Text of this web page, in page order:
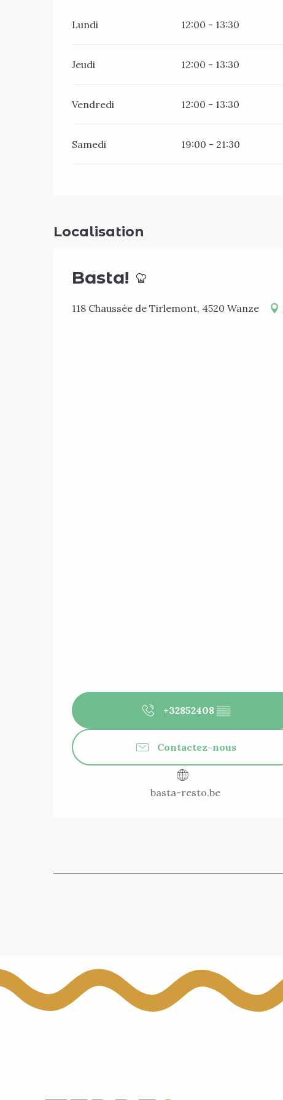
Lundi 12:00 - 13:30
Jeudi 12:00 - 13:30
Vendredi 12:00 - 13:30
Samedi 19:00 - 21:30
Localisation
Basta!
118 Chaussée de Tirlemont, 4520 Wanze
+32852408 ▒▒
Contactez-nous
basta-resto.be